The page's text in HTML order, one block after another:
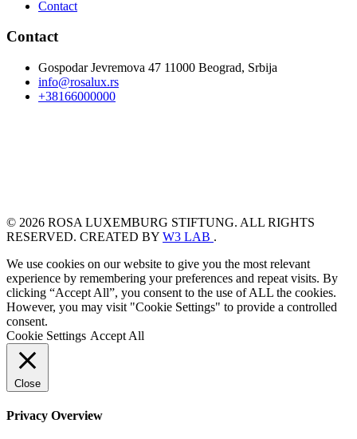
Contact
Contact
Gospodar Jevremova 47 11000 Beograd, Srbija
info@rosalux.rs
+38166000000
© 2026 ROSA LUXEMBURG STIFTUNG. ALL RIGHTS
RESERVED. CREATED BY W3 LAB .
We use cookies on our website to give you the most relevant
experience by remembering your preferences and repeat visits. By
clicking “Accept All”, you consent to the use of ALL the cookies.
However, you may visit "Cookie Settings" to provide a controlled
consent.
Cookie Settings Accept All
Close
Privacy Overview